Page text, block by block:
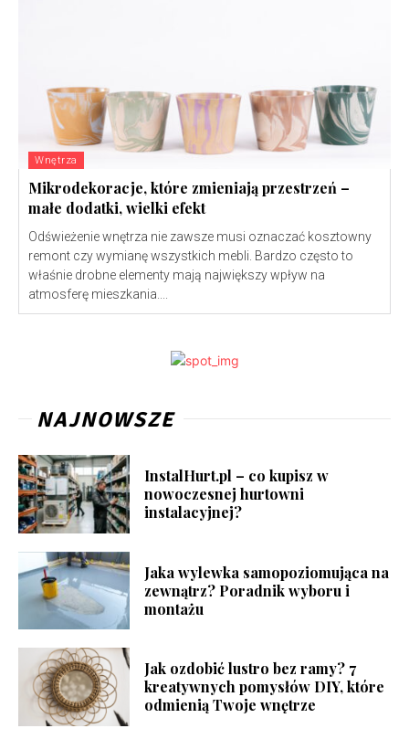
Wnętrza
Mikrodekoracje, które zmieniają przestrzeń –
małe dodatki, wielki efekt
Odświeżenie wnętrza nie zawsze musi oznaczać kosztowny
remont czy wymianę wszystkich mebli. Bardzo często to
właśnie drobne elementy mają największy wpływ na
atmosferę mieszkania....
NAJNOWSZE
InstalHurt.pl – co kupisz w
nowoczesnej hurtowni
instalacyjnej?
Jaka wylewka samopoziomująca na
zewnątrz? Poradnik wyboru i
montażu
Jak ozdobić lustro bez ramy? 7
kreatywnych pomysłów DIY, które
odmienią Twoje wnętrze